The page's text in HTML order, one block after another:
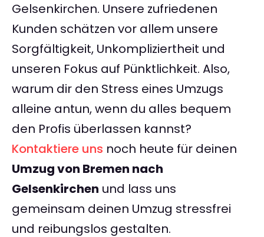
Gelsenkirchen. Unsere zufriedenen
Kunden schätzen vor allem unsere
Sorgfältigkeit, Unkompliziertheit und
unseren Fokus auf Pünktlichkeit. Also,
warum dir den Stress eines Umzugs
alleine antun, wenn du alles bequem
den Profis überlassen kannst?
Kontaktiere uns noch heute für deinen
Umzug von Bremen nach
Gelsenkirchen und lass uns
gemeinsam deinen Umzug stressfrei
und reibungslos gestalten.